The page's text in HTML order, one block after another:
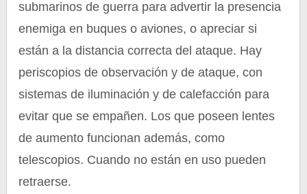
submarinos de guerra para advertir la presencia
enemiga en buques o aviones, o apreciar si
están a la distancia correcta del ataque. Hay
periscopios de observación y de ataque, con
sistemas de iluminación y de calefacción para
evitar que se empañen. Los que poseen lentes
de aumento funcionan además, como
telescopios. Cuando no están en uso pueden
retraerse.